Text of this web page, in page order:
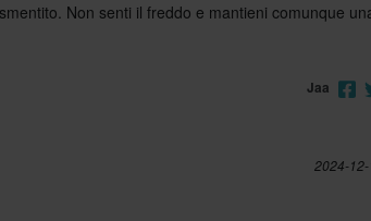
Non senti il freddo e mantieni comunque
Jaa
2024-